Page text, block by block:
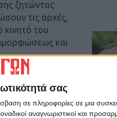
σας
σε πληροφορίες σε μια
αναγνωριστικοί και
ζητώντας
τις αρχές,
κινητό του
και
Αν
6944